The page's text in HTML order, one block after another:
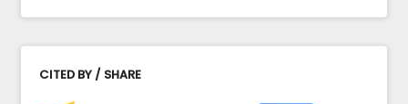
CITED BY / SHARE